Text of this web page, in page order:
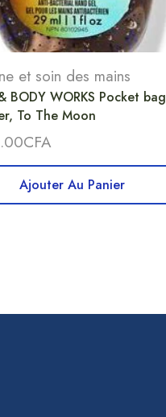
et soin des mains
BODY WORKS Pocket bag
To The Moon
CFA
Ajouter Au Panier